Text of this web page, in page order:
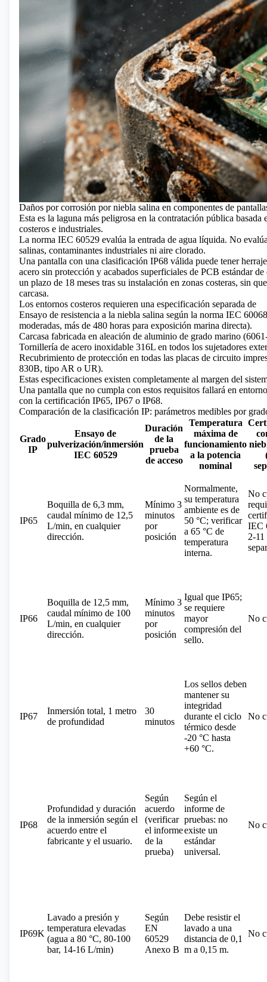
Daños por corrosión por niebla salina en componentes de
Esta es la laguna más peligrosa en la contratación pública
costeros e industriales.
La norma IEC 60529 evalúa la entrada de agua líquida. No
salinas, contaminantes industriales ni aire clorado.
Una pantalla con una clasificación IP68 válida puede tener
acero sin protección y acabados superficiales de PCB estándar
un plazo de 18 meses tras su instalación en zonas costeras, sin
carcasa.
Los entornos costeros requieren una especificación separada de
Ensayo de resistencia a la niebla salina según la norma IEC
moderadas, más de 480 horas para exposición marina directa).
Carcasa fabricada en aleación de aluminio de grado marino
Tornillería de acero inoxidable 316L en todos los sujetadores
Recubrimiento de protección en todas las placas de circuito
830B, tipo AR o UR).
Estas especificaciones existen completamente al margen del
Una pantalla que no cumpla con estos requisitos fallará en
con la certificación IP65, IP67 o IP68.
Comparación de la clasificación IP: parámetros medibles por
Grado
IP
Ensayo de
pulverización/inmersión
IEC 60529
Duración
de la
prueba
de acceso
Temperatura
máxima de
funcionamiento
a la potencia
nominal
IP65
Boquilla de 6,3 mm,
caudal mínimo de 12,5
L/min, en cualquier
dirección.
Mínimo 3
minutos
por
posición
Normalmente,
su temperatura
ambiente es de
50 °C; verificar
a 65 °C de
temperatura
interna.
No
IEC
2-11
IP66
Boquilla de 12,5 mm,
caudal mínimo de 100
L/min, en cualquier
dirección.
Mínimo 3
minutos
por
posición
Igual que IP65;
se requiere
mayor
compresión del
sello.
No
IP67
Inmersión total, 1 metro
de profundidad
30
minutos
Los sellos deben
mantener su
integridad
durante el ciclo
térmico desde
-20 °C hasta
+60 °C.
No
IP68
Profundidad y duración
de la inmersión según el
acuerdo entre el
fabricante y el usuario.
Según
acuerdo
(verificar
el informe
de la
prueba)
Según el
informe de
pruebas: no
existe un
estándar
universal.
No
IP69K
Lavado a presión y
temperatura elevadas
(agua a 80 °C, 80-100
bar, 14-16 L/min)
Según
EN
60529
Anexo B
Debe resistir el
lavado a una
distancia de 0,1
m a 0,15 m.
No